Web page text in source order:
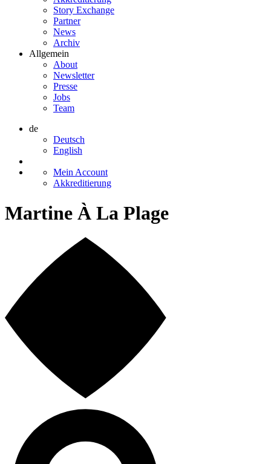
Story Exchange
Partner
News
Archiv
Allgemein
About
Newsletter
Presse
Jobs
Team
de
Deutsch
English
Mein Account
Akkreditierung
Martine À La Plage